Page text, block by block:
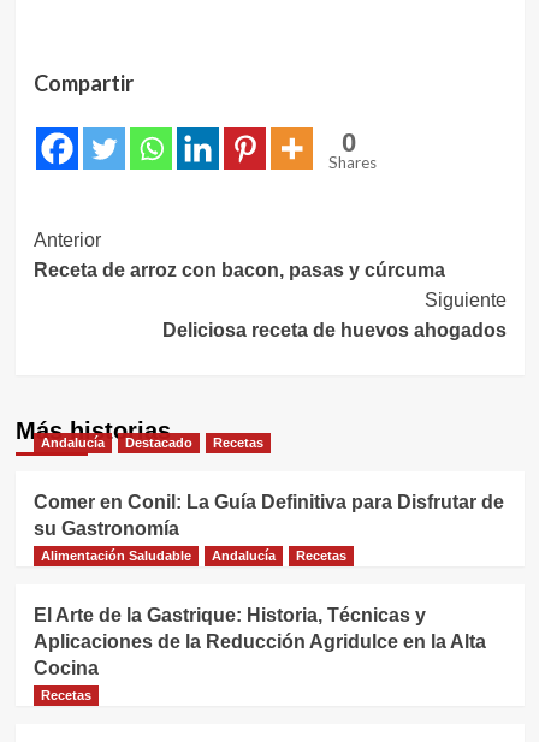
Compartir
0
Shares
Navegación
de
entradas
Anterior
Receta de arroz con bacon, pasas y cúrcuma
Siguiente
Deliciosa receta de huevos ahogados
Más historias
Andalucía Destacado Recetas
Comer en Conil: La Guía Definitiva para Disfrutar de
su Gastronomía
Alimentación Saludable Andalucía Recetas
El Arte de la Gastrique: Historia, Técnicas y
Aplicaciones de la Reducción Agridulce en la Alta
Cocina
Recetas